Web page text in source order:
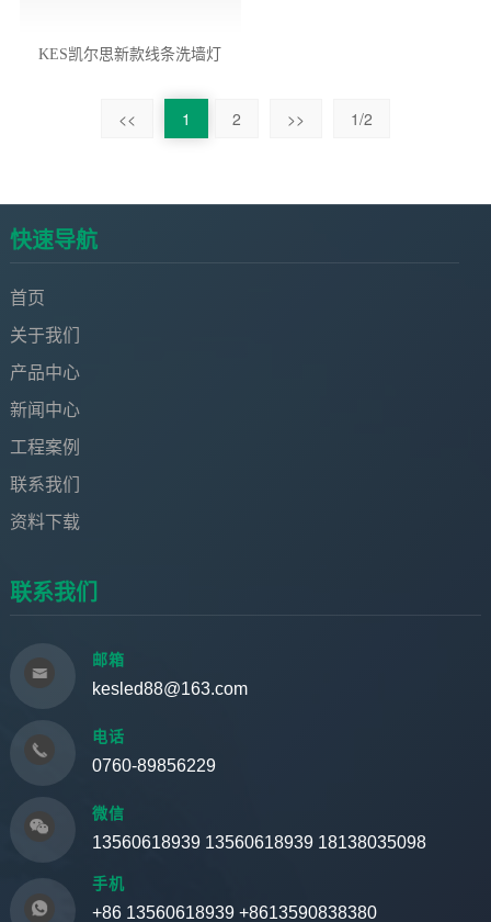
KES凯尔思新款线条洗墙灯
<< 1 2 >> 1/2
快速导航
首页
关于我们
产品中心
新闻中心
工程案例
联系我们
资料下载
联系我们
邮箱
kesled88@163.com
电话
0760-89856229
微信
13560618939 13560618939 18138035098
手机
+86 13560618939 +8613590838380